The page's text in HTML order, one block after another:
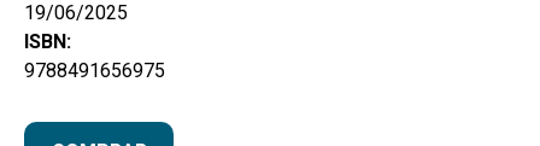
19/06/2025
ISBN:
9788491656975